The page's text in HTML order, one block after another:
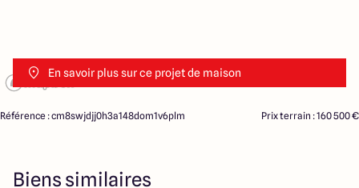
En savoir plus sur ce projet de maison
Référence : cm8swjdjj0h3a148dom1v6plm Prix terrain : 160 500 €
Biens similaires